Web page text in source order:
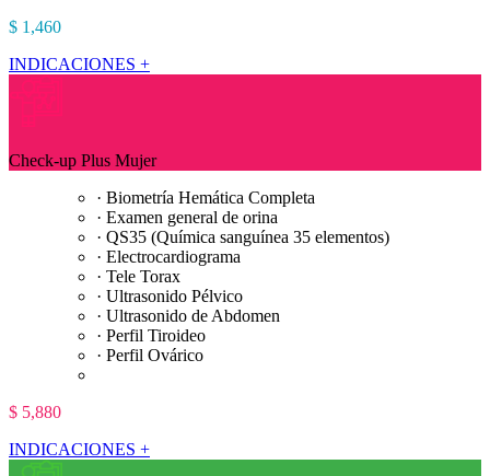
$ 1,460
INDICACIONES +
Check-up Plus Mujer
· Biometría Hemática Completa
· Examen general de orina
· QS35 (Química sanguínea 35 elementos)
· Electrocardiograma
· Tele Torax
· Ultrasonido Pélvico
· Ultrasonido de Abdomen
· Perfil Tiroideo
· Perfil Ovárico
$ 5,880
INDICACIONES +